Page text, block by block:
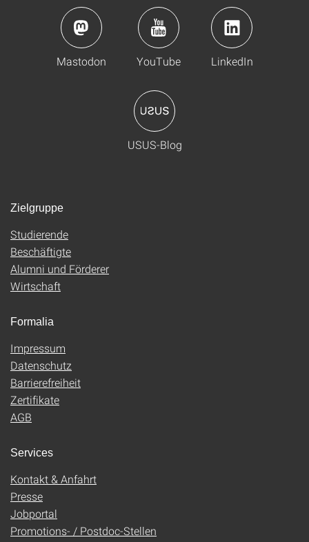
Mastodon YouTube LinkedIn
USUS-Blog
Zielgruppe
Studierende
Beschäftigte
Alumni und Förderer
Wirtschaft
Formalia
Impressum
Datenschutz
Barrierefreiheit
Zertifikate
AGB
Services
Kontakt & Anfahrt
Presse
Jobportal
Promotions- / Postdoc-Stellen